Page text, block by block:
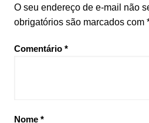
O seu endereço de e-mail não
obrigatórios são marcados com
Comentário *
Nome *